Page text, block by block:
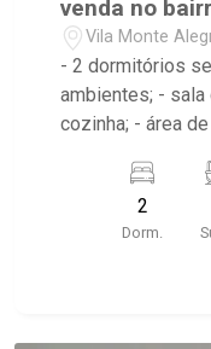
venda no
Vila Monte
- 2 dormitórios
ambientes; - sala
cozinha; - área
Bicicletário -
- Espaço
- Fitness
2
Dorm.